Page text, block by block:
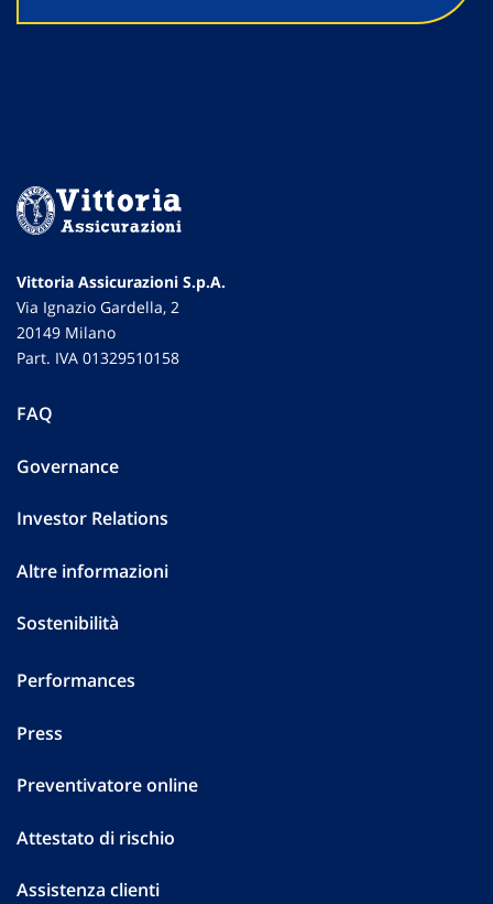
Vittoria Assicurazioni S.p.A.
Via Ignazio Gardella, 2
20149 Milano
Part. IVA 01329510158
FAQ
Governance
Investor Relations
Altre informazioni
Sostenibilità
Performances
Press
Preventivatore online
Attestato di rischio
Assistenza clienti